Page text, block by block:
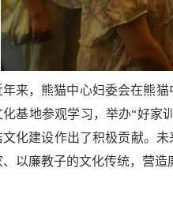
年来，熊猫中心妇委会在熊
化基地参观学习，举办“好家
文化建设作出了积极贡献。
、以廉教子的文化传统，营造